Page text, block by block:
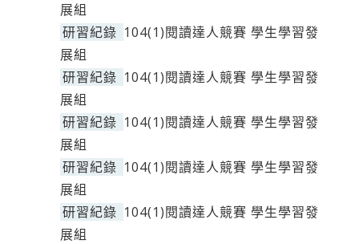
展組
研習紀錄 104(1)閱讀達人競賽 學生學習發
展組
研習紀錄 104(1)閱讀達人競賽 學生學習發
展組
研習紀錄 104(1)閱讀達人競賽 學生學習發
展組
研習紀錄 104(1)閱讀達人競賽 學生學習發
展組
研習紀錄 104(1)閱讀達人競賽 學生學習發
展組